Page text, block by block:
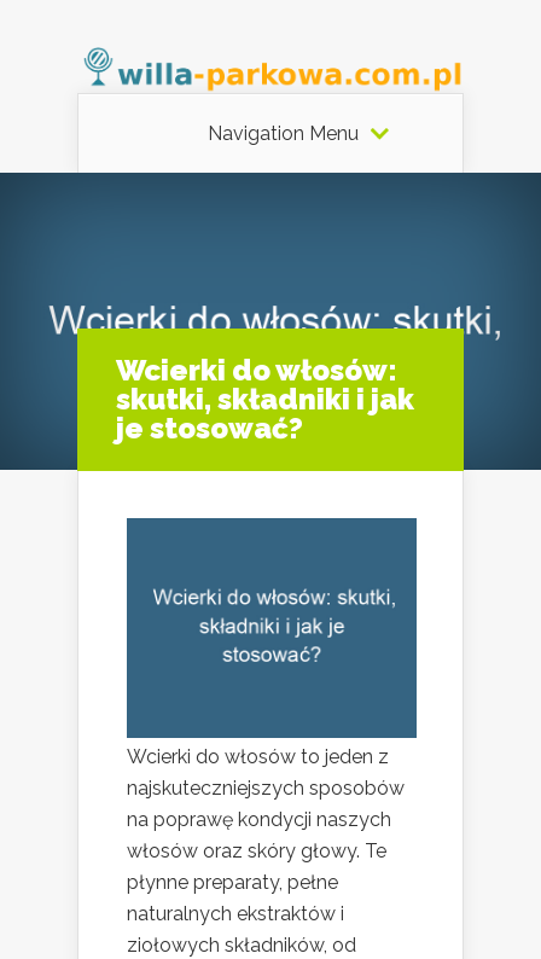
Navigation Menu
Wcierki do włosów:
skutki, składniki i jak
je stosować?
Wcierki do włosów to jeden z
najskuteczniejszych sposobów
na poprawę kondycji naszych
włosów oraz skóry głowy. Te
płynne preparaty, pełne
naturalnych ekstraktów i
ziołowych składników, od